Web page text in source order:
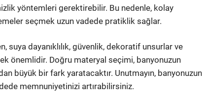
yöntemleri gerektirebilir. Bu nedenle, kolay
seçmek uzun vadede pratiklik sağlar.
dayanıklılık, güvenlik, dekoratif unsurlar ve
önemlidir. Doğru materyal seçimi, banyonuzun
büyük bir fark yaratacaktır. Unutmayın, banyonuzun
memnuniyetinizi artırabilirsiniz.